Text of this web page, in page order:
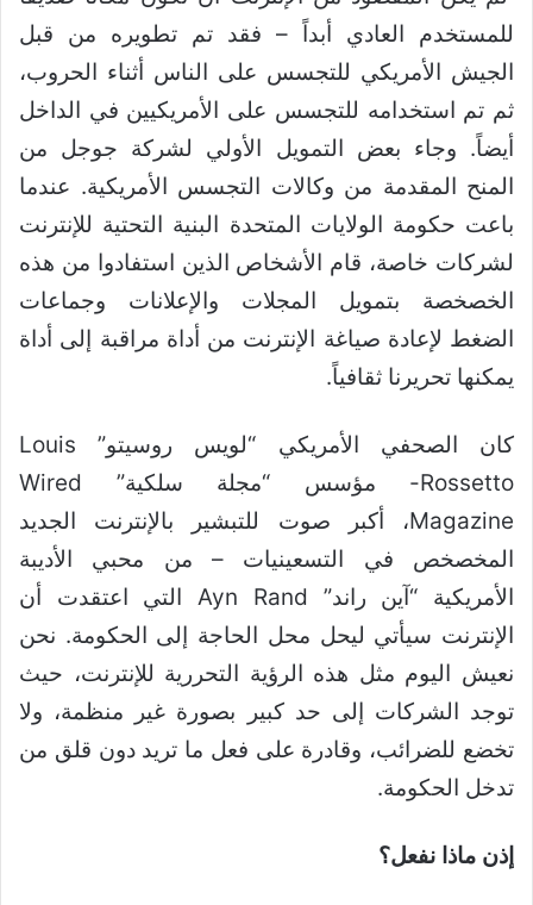
للمستخدم العادي أبداً – فقد تم تطويره من قبل
الجيش الأمريكي للتجسس على الناس أثناء الحروب،
ثم تم استخدامه للتجسس على الأمريكيين في الداخل
أيضاً. وجاء بعض التمويل الأولي لشركة جوجل من
المنح المقدمة من وكالات التجسس الأمريكية. عندما
باعت حكومة الولايات المتحدة البنية التحتية للإنترنت
لشركات خاصة، قام الأشخاص الذين استفادوا من هذه
الخصخصة بتمويل المجلات والإعلانات وجماعات
الضغط لإعادة صياغة الإنترنت من أداة مراقبة إلى أداة
يمكنها تحريرنا ثقافياً.
كان الصحفي الأمريكي “لويس روسيتو” Louis
Rossetto- مؤسس “مجلة سلكية” Wired
Magazine، أكبر صوت للتبشير بالإنترنت الجديد
المخصخص في التسعينيات – من محبي الأديبة
الأمريكية “آين راند” Ayn Rand التي اعتقدت أن
الإنترنت سيأتي ليحل محل الحاجة إلى الحكومة. نحن
نعيش اليوم مثل هذه الرؤية التحررية للإنترنت، حيث
توجد الشركات إلى حد كبير بصورة غير منظمة، ولا
تخضع للضرائب، وقادرة على فعل ما تريد دون قلق من
تدخل الحكومة.
إذن ماذا نفعل؟